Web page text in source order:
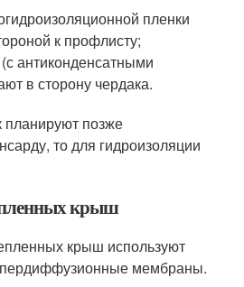
пленки
к профлисту;
антиконденсатными
в сторону чердака.
позже
то для гидроизоляции
крыш
крыш используют
мембраны.